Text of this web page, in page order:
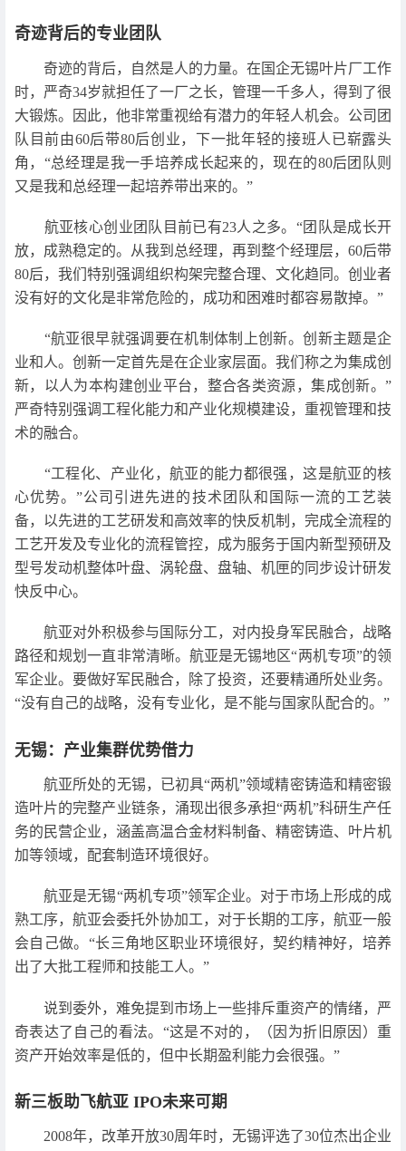
奇迹背后的专业团队
奇迹的背后，自然是人的力量。在国企无锡叶片厂工作
时，严奇34岁就担任了一厂之长，管理一千多人，得到了很
大锻炼。因此，他非常重视给有潜力的年轻人机会。公司团
队目前由60后带80后创业，下一批年轻的接班人已崭露头
角，“总经理是我一手培养成长起来的，现在的80后团队则
又是我和总经理一起培养带出来的。”
航亚核心创业团队目前已有23人之多。“团队是成长开
放，成熟稳定的。从我到总经理，再到整个经理层，60后带
80后，我们特别强调组织构架完整合理、文化趋同。创业者
没有好的文化是非常危险的，成功和困难时都容易散掉。”
“航亚很早就强调要在机制体制上创新。创新主题是企
业和人。创新一定首先是在企业家层面。我们称之为集成创
新，以人为本构建创业平台，整合各类资源，集成创新。”
严奇特别强调工程化能力和产业化规模建设，重视管理和技
术的融合。
“工程化、产业化，航亚的能力都很强，这是航亚的核
心优势。”公司引进先进的技术团队和国际一流的工艺装
备，以先进的工艺研发和高效率的快反机制，完成全流程的
工艺开发及专业化的流程管控，成为服务于国内新型预研及
型号发动机整体叶盘、涡轮盘、盘轴、机匣的同步设计研发
快反中心。
航亚对外积极参与国际分工，对内投身军民融合，战略
路径和规划一直非常清晰。航亚是无锡地区“两机专项”的领
军企业。要做好军民融合，除了投资，还要精通所处业务。
“没有自己的战略，没有专业化，是不能与国家队配合的。”
无锡：产业集群优势借力
航亚所处的无锡，已初具“两机”领域精密铸造和精密锻
造叶片的完整产业链条，涌现出很多承担“两机”科研生产任
务的民营企业，涵盖高温合金材料制备、精密铸造、叶片机
加等领域，配套制造环境很好。
航亚是无锡“两机专项”领军企业。对于市场上形成的成
熟工序，航亚会委托外协加工，对于长期的工序，航亚一般
会自己做。“长三角地区职业环境很好，契约精神好，培养
出了大批工程师和技能工人。”
说到委外，难免提到市场上一些排斥重资产的情绪，严
奇表达了自己的看法。“这是不对的，（因为折旧原因）重
资产开始效率是低的，但中长期盈利能力会很强。”
新三板助飞航亚 IPO未来可期
2008年，改革开放30周年时，无锡评选了30位杰出企业